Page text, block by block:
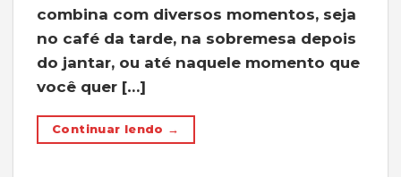
combina com diversos momentos, seja
no café da tarde, na sobremesa depois
do jantar, ou até naquele momento que
você quer […]
Continuar lendo →